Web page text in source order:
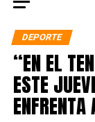
DEPORTE
“EN EL
ESTE